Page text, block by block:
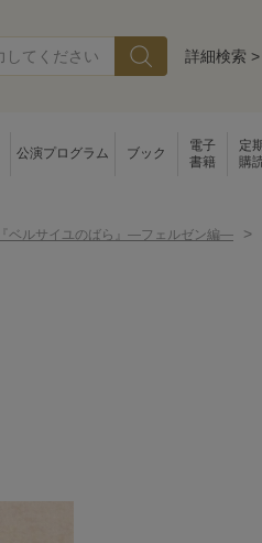
詳細検索 >
公演プログラム ブック
電子
書籍
定期
購
『ベルサイユのばら』―フェルゼン編― >